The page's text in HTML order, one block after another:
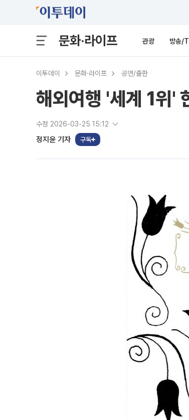
문화·라이프 관광 방송/
이투데이 문화·라이프 공연/출판
해외여행 '세계 1위'
수정 2026-03-25 15:12
정지윤 기자 구독